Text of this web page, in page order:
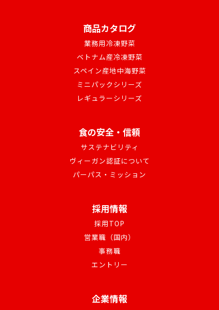
商品カタログ
業務用冷凍野菜
ベトナム産冷凍野菜
スペイン産地中海野菜
ミニパックシリーズ
レギュラーシリーズ
食の安全・信頼
サステナビリティ
ヴィーガン認証について
パーパス・ミッション
採用情報
採用TOP
営業職（国内）
事務職
エントリー
企業情報